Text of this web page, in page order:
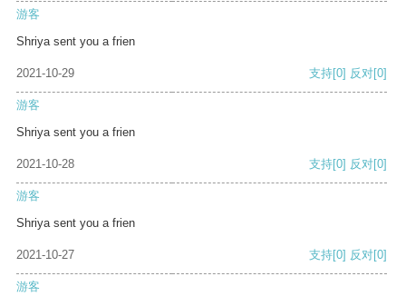
游客
Shriya sent you a frien
2021-10-29 支持[0] 反对[0]
游客
Shriya sent you a frien
2021-10-28 支持[0] 反对[0]
游客
Shriya sent you a frien
2021-10-27 支持[0] 反对[0]
游客